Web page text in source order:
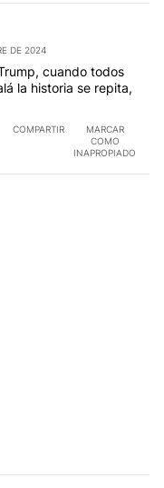
DE 2024
cuando todos
la historia se repita,
COMPARTIR
MARCAR
COMO
INAPROPIADO